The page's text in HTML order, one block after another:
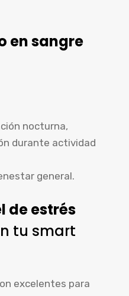
en sangre
nocturna,
durante actividad
general.
de estrés
tu smart
excelentes para